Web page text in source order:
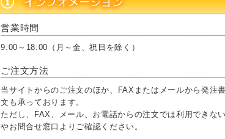
営業時間
9:00～18:00（月～金、祝日を除く）
ご注文方法
当サイトからのご注文のほか、FAXまたはメールから発注
文も承っております。
ただし、FAX、メール、お電話からの注文では利用できな
やお問合せ窓口よりご確認ください。